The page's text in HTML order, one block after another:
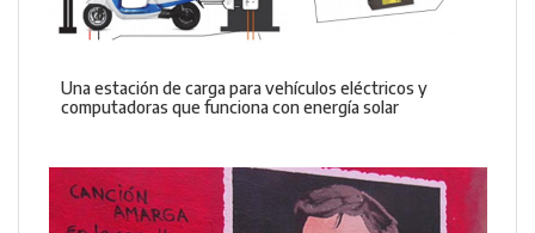
Una estación de carga para vehículos eléctricos y
computadoras que funciona con energía solar